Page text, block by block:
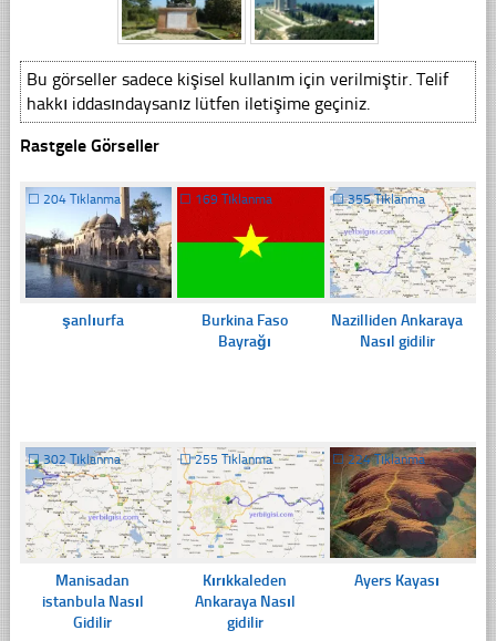
Bu görseller sadece kişisel kullanım için verilmiştir. Telif
hakkı iddasındaysanız lütfen iletişime geçiniz.
Rastgele Görseller
☐ 204 Tıklanma
şanlıurfa
☐ 169 Tıklanma
Burkina Faso
Bayrağı
☐355 Tıklanma
Nazilliden Ankaraya
Nasıl gidilir
☐302 Tıklanma
Manisadan
istanbula Nasıl
Gidilir
☐255 Tıklanma
Kırıkkaleden
Ankaraya Nasıl
gidilir
☐ 224 Tıklanma
Ayers Kayası